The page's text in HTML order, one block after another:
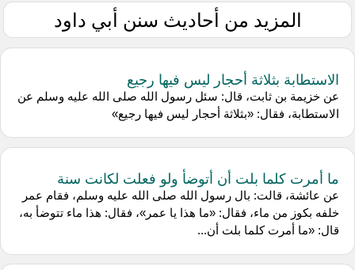
المزيد من أحاديث سنن أبي داود
الاستطابة بثلاثة أحجار ليس فيها رجيع
عن خزيمة بن ثابت، قال: سئل رسول الله صلى الله عليه وسلم عن
الاستطابة، فقال: «بثلاثة أحجار ليس فيها رجيع»
ما أمرت كلما بلت أن أتوضأ ولو فعلت لكانت سنة
عن عائشة، قالت: بال رسول الله صلى الله عليه وسلم، فقام عمر
خلفه بكوز من ماء، فقال: «ما هذا يا عمر»، فقال: هذا ماء تتوضأ به،
قال: «ما أمرت كلما بلت أن...